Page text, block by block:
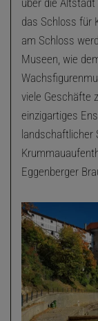
über die
das Schloss für
am Schloss
Museen, wie
viele Geschäfte
einzigartiges
landschaftlicher
Eggenberger